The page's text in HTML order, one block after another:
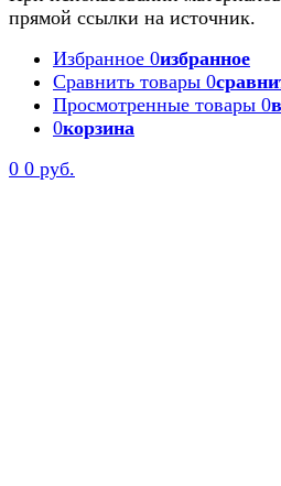
прямой ссылки на источник.
Избранное 0избранное
Сравнить товары 0
Просмотренные товары 0
0корзина
0 0 руб.